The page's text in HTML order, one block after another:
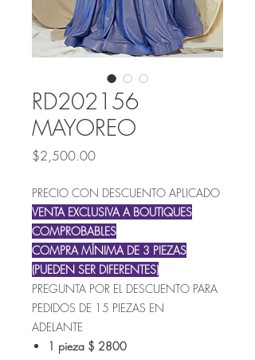
RD202156
MAYOREO
$2,500.00Precio
PRECIO CON DESCUENTO APLICADO
VENTA EXCLUSIVA A BOUTIQUES
COMPROBABLES
COMPRA MÍNIMA DE 3 PIEZAS
(PUEDEN SER DIFERENTES)
PREGUNTA POR EL DESCUENTO PARA
PEDIDOS DE 15 PIEZAS EN
ADELANTE
1 pieza $ 2800